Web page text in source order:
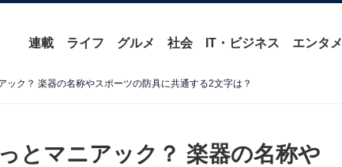
連載 ライフ グルメ 社会 IT・ビジネス エンタメ
ック？ 楽器の名称やスポーツの防具に共通する2文字は？
とマニアック？ 楽器の名称や